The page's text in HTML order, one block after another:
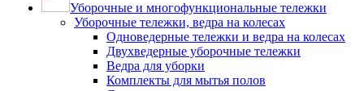
Уборочные и многофункциональные тележки
Уборочные тележки, ведра на колесах
Одноведерные тележки и ведра на колесах
Двухведерные уборочные тележки
Ведра для уборки
Комплекты для мытья полов